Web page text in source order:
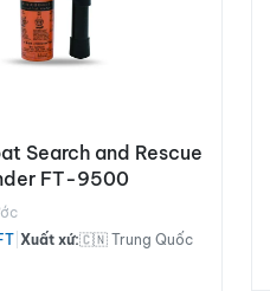
Search and Rescue
FT-9500
Xuất xứ:🇨🇳 Trung Quốc